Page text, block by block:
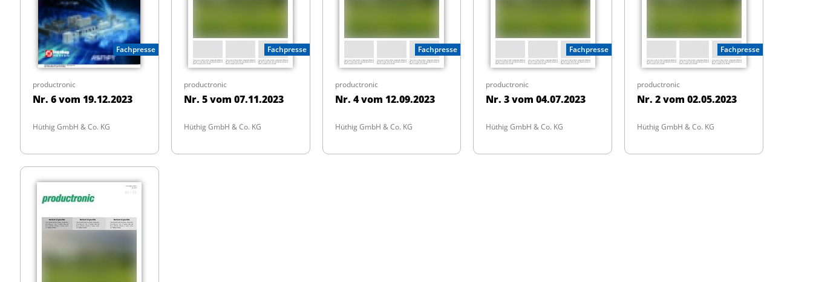
Fachpresse
productronic
Nr. 6 vom 19.12.2023
Hüthig GmbH & Co. KG
Fachpresse
productronic
Nr. 5 vom 07.11.2023
Hüthig GmbH & Co. KG
Fachpresse
productronic
Nr. 4 vom 12.09.2023
Hüthig GmbH & Co. KG
Fachpresse
productronic
Nr. 3 vom 04.07.2023
Hüthig GmbH & Co. KG
Fachpresse
productronic
Nr. 2 vom 02.05.2023
Hüthig GmbH & Co. KG